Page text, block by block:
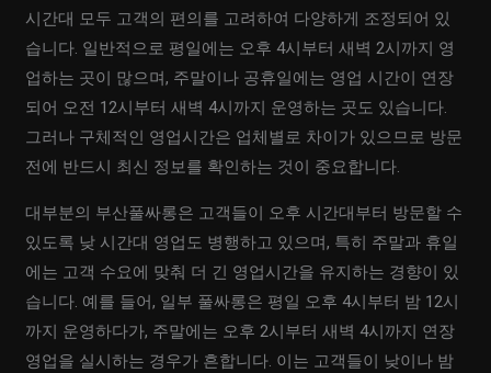
시간대 모두 고객의 편의를 고려하여 다양하게 조정되어 있
습니다. 일반적으로 평일에는 오후 4시부터 새벽 2시까지 영
업하는 곳이 많으며, 주말이나 공휴일에는 영업 시간이 연장
되어 오전 12시부터 새벽 4시까지 운영하는 곳도 있습니다.
그러나 구체적인 영업시간은 업체별로 차이가 있으므로 방문
전에 반드시 최신 정보를 확인하는 것이 중요합니다.
대부분의 부산풀싸롱은 고객들이 오후 시간대부터 방문할 수
있도록 낮 시간대 영업도 병행하고 있으며, 특히 주말과 휴일
에는 고객 수요에 맞춰 더 긴 영업시간을 유지하는 경향이 있
습니다. 예를 들어, 일부 풀싸롱은 평일 오후 4시부터 밤 12시
까지 운영하다가, 주말에는 오후 2시부터 새벽 4시까지 연장
영업을 실시하는 경우가 흔합니다. 이는 고객들이 낮이나 밤